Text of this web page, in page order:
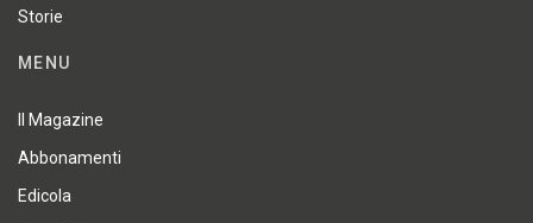
Storie
MENU
Il Magazine
Abbonamenti
Edicola